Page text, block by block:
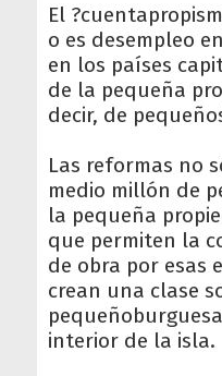
El
o es desempleo
en los países
de la pequeña
decir, de
Las reformas no
medio millón de
la pequeña
que permiten la
de obra por esas
crean una clase
interior de la isla.